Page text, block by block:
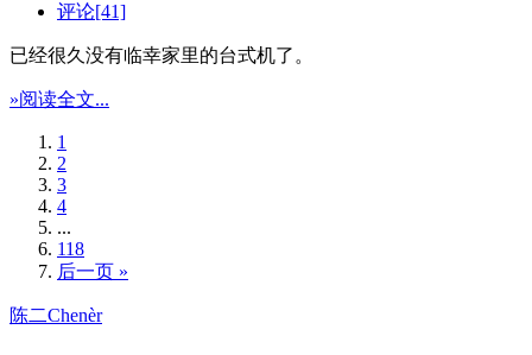
评论[41]
已经很久没有临幸家里的台式机了。
»阅读全文...
1
2
3
4
...
118
后一页 »
陈二Chenèr